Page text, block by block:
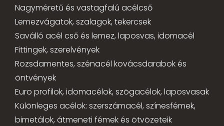
Nagyméretű és vastagfalú acélcső
Lemezvágatok, szalagok, tekercsek
Saválló acél cső és lemez, laposvas, idomacél
Fittingek, szerelvények
Rozsdamentes, szénacél kovácsdarabok és
öntvények
Euro profilok, idomacélok, szögacélok, laposvasak
Különleges acélok: szerszámacél, színesfémek,
bimetálok, átmeneti fémek és ötvözeteik